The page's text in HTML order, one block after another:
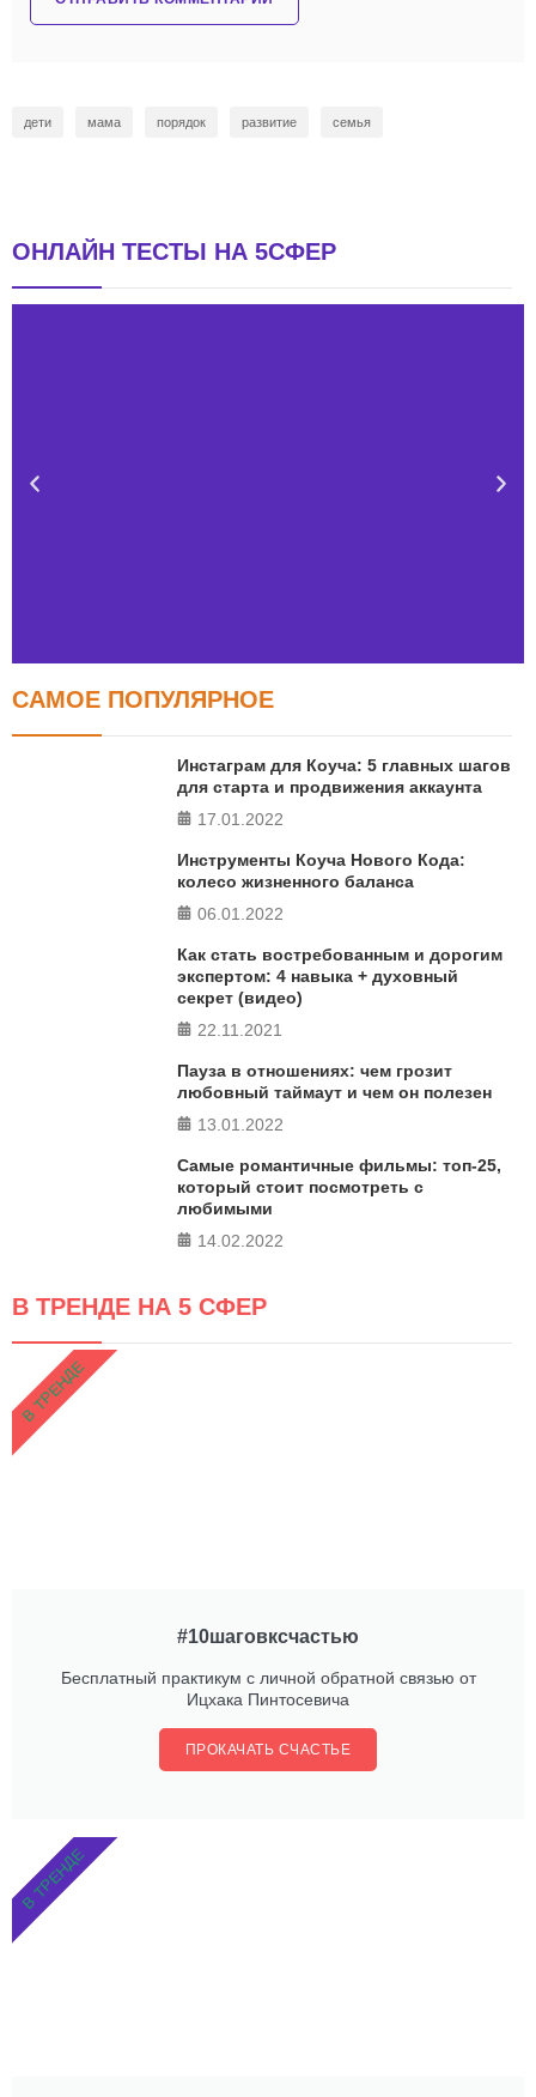
дети мама порядок развитие семья
ОНЛАЙН ТЕСТЫ НА 5СФЕР
Тест FERMI
в 5 главных сферах
САМОЕ ПОПУЛЯРНОЕ
Инстаграм для Коуча: 5 главных шагов
для старта и продвижения аккаунта
17.01.2022
Инструменты Коуча Нового Кода:
колесо жизненного баланса
06.01.2022
Как стать востребованным и дорогим
экспертом: 4 навыка + духовный
секрет (видео)
22.11.2021
Пауза в отношениях: чем грозит
любовный таймаут и чем он полезен
13.01.2022
Самые романтичные фильмы: топ-25,
который стоит посмотреть с
любимыми
14.02.2022
В ТРЕНДЕ НА 5 СФЕР
#10шаговксчастью
Бесплатный практикум с личной обратной связью от
Ицхака Пинтосевича
ПРОКАЧАТЬ СЧАСТЬЕ
В ТРЕНДЕ
В ТРЕНДЕ